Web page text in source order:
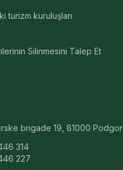
turizm kuruluşları
Silinmesini Talep Et
brigade 19, 81000
314
227